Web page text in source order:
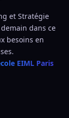
et Stratégie
dans ce
besoins en
EIML Paris